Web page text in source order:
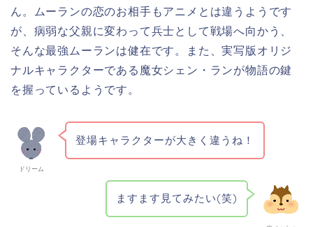
ん。ムーランの恋のお相手もアニメとは違うようです
が、病弱な父親に変わって兵士として戦場へ向かう、
そんな最強ムーランは健在です。また、実写版オリジ
ナルキャラクターである魔女シェン・ランが物語の鍵
を握っているようです。
ドリーム
登場キャラクターが大きく違うね！
ますます見てみたい(笑)